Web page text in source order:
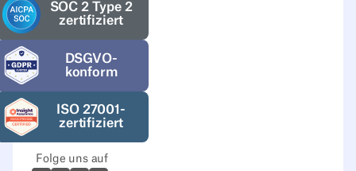
SOC 2 Type 2
zertifiziert
DSGVO-
konform
ISO 27001-
zertifiziert
Folge uns auf